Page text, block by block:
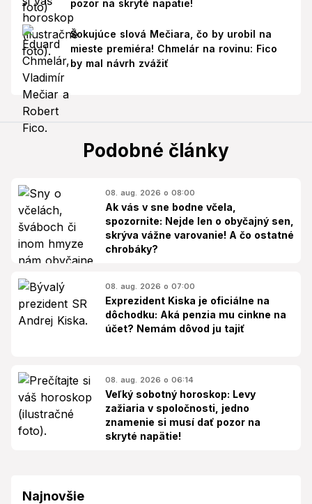
pozor na skryté napätie!
Šokujúce slová Mečiara, čo by urobil na
mieste premiéra! Chmelár na rovinu: Fico
by mal návrh zvážiť
Podobné články
08. aug. 2026 o 08:00
Ak vás v sne bodne včela,
spozornite: Nejde len o obyčajný sen,
skrýva vážne varovanie! A čo ostatné
chrobáky?
08. aug. 2026 o 07:00
Exprezident Kiska je oficiálne na
dôchodku: Aká penzia mu cinkne na
účet? Nemám dôvod ju tajiť
08. aug. 2026 o 06:14
Veľký sobotný horoskop: Levy
zažiaria v spoločnosti, jedno
znamenie si musí dať pozor na
skryté napätie!
Najnovšie